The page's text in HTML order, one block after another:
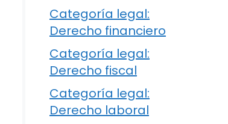
Categoría legal:
Derecho financiero
Categoría legal:
Derecho fiscal
Categoría legal:
Derecho laboral